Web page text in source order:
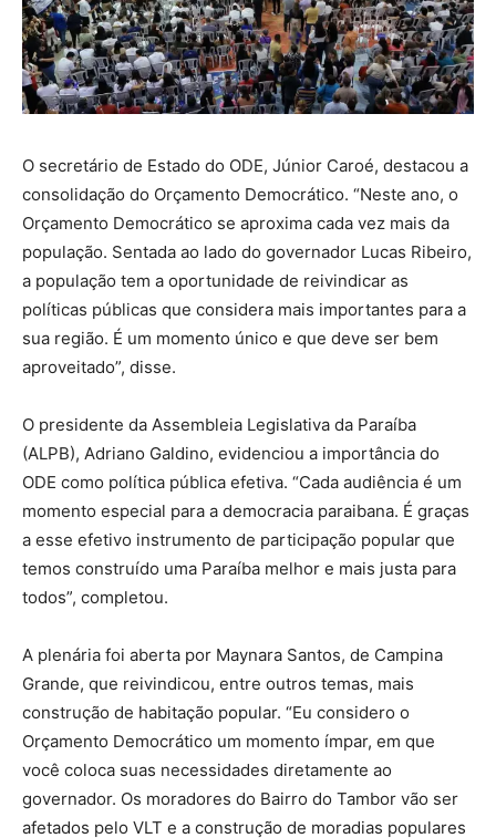
O secretário de Estado do ODE, Júnior Caroé, destacou a
consolidação do Orçamento Democrático. “Neste ano, o
Orçamento Democrático se aproxima cada vez mais da
população. Sentada ao lado do governador Lucas Ribeiro,
a população tem a oportunidade de reivindicar as
políticas públicas que considera mais importantes para a
sua região. É um momento único e que deve ser bem
aproveitado”, disse.
O presidente da Assembleia Legislativa da Paraíba
(ALPB), Adriano Galdino, evidenciou a importância do
ODE como política pública efetiva. “Cada audiência é um
momento especial para a democracia paraibana. É graças
a esse efetivo instrumento de participação popular que
temos construído uma Paraíba melhor e mais justa para
todos”, completou.
A plenária foi aberta por Maynara Santos, de Campina
Grande, que reivindicou, entre outros temas, mais
construção de habitação popular. “Eu considero o
Orçamento Democrático um momento ímpar, em que
você coloca suas necessidades diretamente ao
governador. Os moradores do Bairro do Tambor vão ser
afetados pelo VLT e a construção de moradias populares